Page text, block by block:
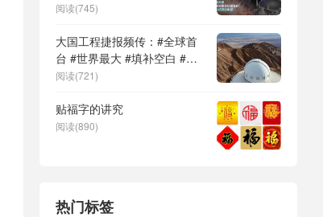
阅读(745)
大国工程捷报频传：#全球首
台 #世界最大 #填补空白 #突
破关键节点
阅读(721)
贴福字的讲究
阅读(890)
热门标签